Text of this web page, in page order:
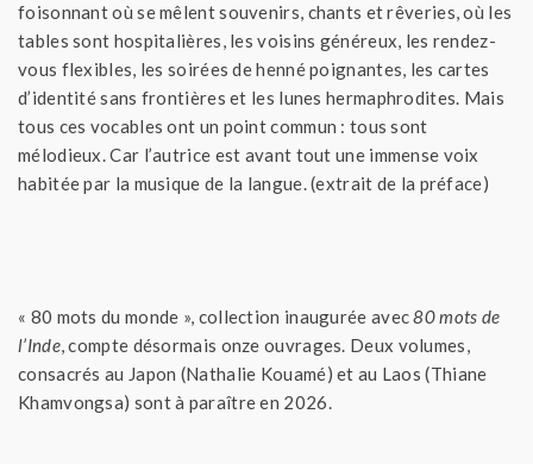
foisonnant où se mêlent souvenirs, chants et rêveries, où les
tables sont hospitalières, les voisins généreux, les rendez-
vous flexibles, les soirées de henné poignantes, les cartes
d’identité sans frontières et les lunes hermaphrodites. Mais
tous ces vocables ont un point commun : tous sont
mélodieux. Car l’autrice est avant tout une immense voix
habitée par la musique de la langue. (extrait de la préface)
« 80 mots du monde », collection inaugurée avec80 mots de
l’Inde, compte désormais onze ouvrages. Deux volumes,
consacrés au Japon (Nathalie Kouamé) et au Laos (Thiane
Khamvongsa) sont à paraître en 2026.